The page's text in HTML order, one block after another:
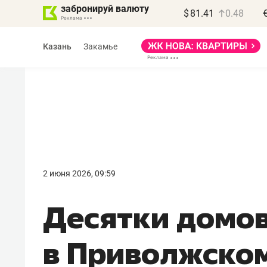
забронируй валюту $ 81.41 0.48
Казань Закамье
2 июня 2026, 09:59
Десятки
в
правил, бизнес может
потерять минимум